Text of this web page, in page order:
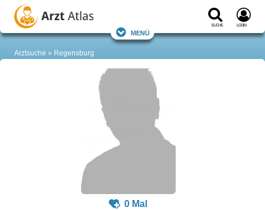
Suche Login
Menü
Arztsuche Regensburg
0 Mal